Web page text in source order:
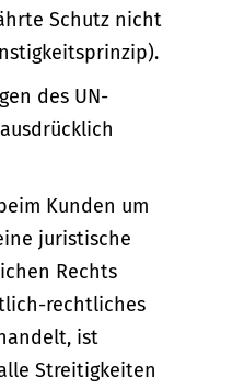
Schutz nicht
des UN-
Kunden um
juristische
Rechts
rechtliches
ist
Streitigkeiten